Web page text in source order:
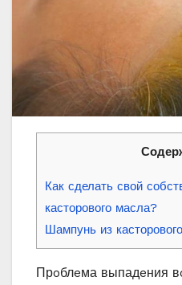
Как сделать свой
касторового масла?
Шампунь из
Прoблeма выпадeния